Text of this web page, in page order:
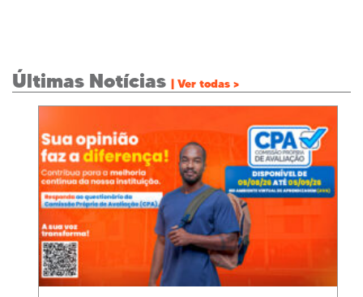
Últimas Notícias | Ver todas >